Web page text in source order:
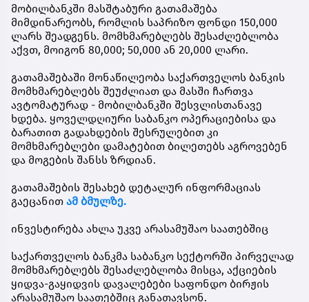
მობილბანკში მასშტაბური გათამაშება
მიმდინარეობს, რომლის საპრიზო ფონდი 150,000
ლარს შეადგენს. მომხმარებლებს შესაძლებლობა
აქვთ, მოიგონ 80,000; 50,000 ან 20,000 ლარი.
გათამაშებაში მონაწილეობა საქართველოს ბანკის
მომხმარებლებს შეუძლიათ და მასში ჩართვა
ავტომატურად - მობილბანკში შესვლისთანავე
ხდება. ყოველდღიური საბანკო ოპერაციებისა და
ბარათით გადახდების შესრულებით კი
მომხმარებლები დამატებით ბილეთებს აგროვებენ
და მოგების შანსს ზრდიან.
გათამაშების შესახებ დეტალურ ინფორმაციას
გაეცანით ამ ბმულზე.
ინვესტირება ახლა უკვე არასამუშაო საათებშიც
საქართველოს ბანკმა საბანკო სექტორში პირველად
მომხმარებლებს შესაძლებლობა მისცა, აქციების
ყიდვა-გაყიდვის დავალებები საფონდო ბირჟის
არასამუშაო საათებშიც განათავსონ.